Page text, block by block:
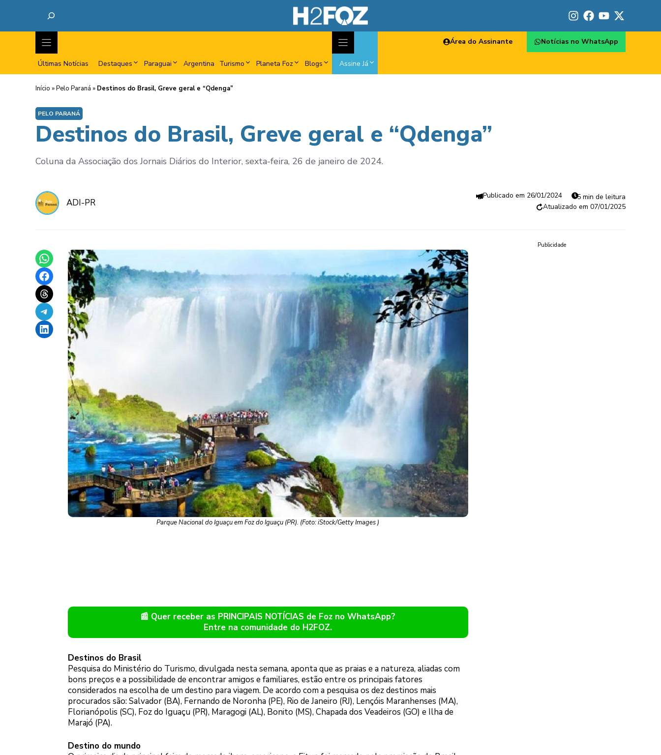
Últimas Notícias Destaques Paraguai Argentina Turismo Planeta Foz Blogs Assine Já
Área do Assinante Notícias no WhatsApp
Início »Pelo Paraná » Destinos do Brasil, Greve geral e “Qdenga”
PELO PARANÁ
Destinos do Brasil, Greve geral e “Qdenga”
Coluna da Associação dos Jornais Diários do Interior, sexta-feira, 26 de janeiro de 2024.
ADI-PR
26/01/2024
5 min de leitura
07/01/2025
Share on WhatsApp
Share on Facebook
Share on Threads
Share on Telegram
Share on LinkedIn
Parque Nacional do Iguaçu em Foz do Iguaçu (PR). (Foto: iStock/Getty Images )
📰 Quer receber as PRINCIPAIS NOTÍCIAS de Foz no WhatsApp?
Entre na comunidade do H2FOZ.
Destinos do Brasil
Pesquisa do Ministério do Turismo, divulgada nesta semana, aponta que as praias e a natureza, aliadas com
bons preços e a possibilidade de encontrar amigos e familiares, estão entre os principais fatores
considerados na escolha de um destino para viagem. De acordo com a pesquisa os dez destinos mais
procurados são: Salvador (BA), Fernando de Noronha (PE), Rio de Janeiro (RJ), Lençóis Maranhenses (MA),
Florianópolis (SC), Foz do Iguaçu (PR), Maragogi (AL), Bonito (MS), Chapada dos Veadeiros (GO) e Ilha de
Marajó (PA).
Destino do mundo
Publicidade